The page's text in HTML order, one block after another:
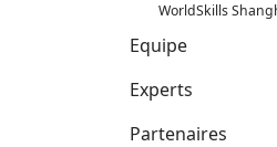
WorldSkills
Equipe
Experts
Partenaires